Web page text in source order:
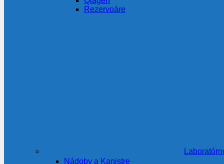
Rezervoáre
Nádoby a Kanistre